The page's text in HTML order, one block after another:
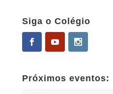
Siga o Colégio
Próximos eventos: